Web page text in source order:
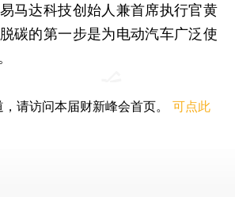
马达科技创始人兼首席执行官黄
碳的第一步是为电动汽车广泛使
，请访问本届财新峰会首页。可点此